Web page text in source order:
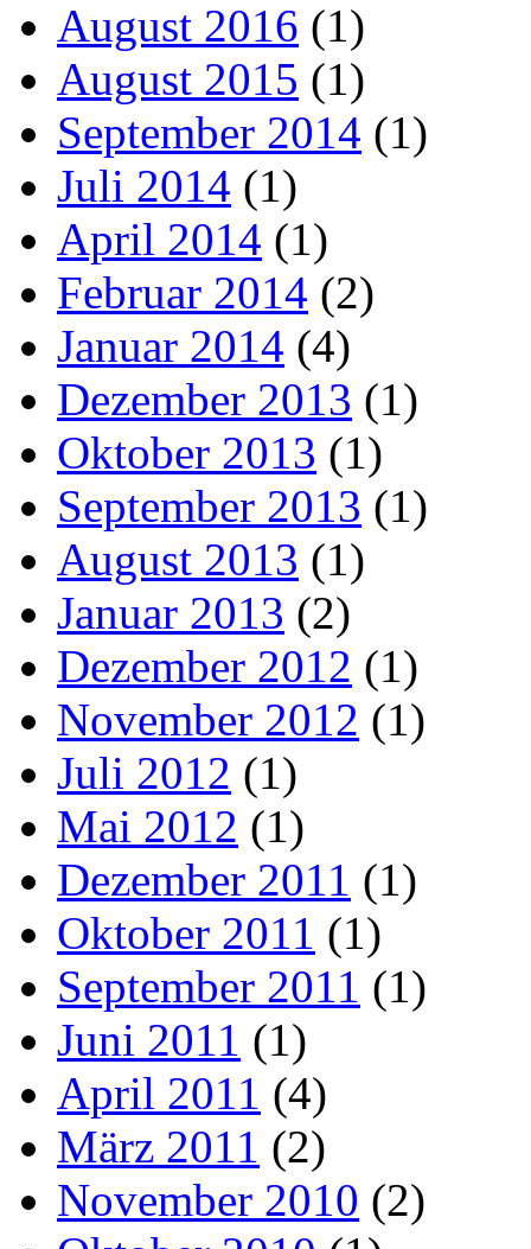
August 2016 (1)
August 2015 (1)
September 2014 (1)
Juli 2014 (1)
April 2014 (1)
Februar 2014 (2)
Januar 2014 (4)
Dezember 2013 (1)
Oktober 2013 (1)
September 2013 (1)
August 2013 (1)
Januar 2013 (2)
Dezember 2012 (1)
November 2012 (1)
Juli 2012 (1)
Mai 2012 (1)
Dezember 2011 (1)
Oktober 2011 (1)
September 2011 (1)
Juni 2011 (1)
April 2011 (4)
März 2011 (2)
November 2010 (2)